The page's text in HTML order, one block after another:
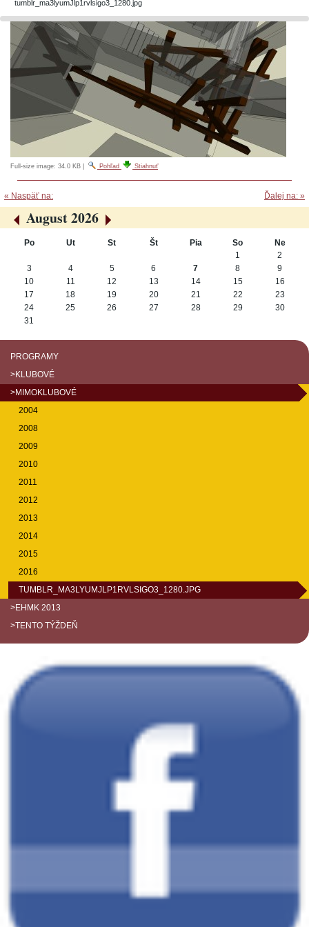
tumblr_ma3lyumJlp1rvlsigo3_1280.jpg
Full-size image: 34.0 KB Pohľad Stiahnuť
« Naspäť na: Ďalej na: »
«
August 2026
»
Po Ut St Št Pia So
Ne
1
2
3
4 5 6 7 8
9
10
11 12 13 14 15
16
17
18 19 20 21 22
23
24
25 26 27 28 29
30
31
PROGRAMY
>KLUBOVÉ
>MIMOKLUBOVÉ
2004
2008
2009
2010
2011
2012
2013
2014
2015
2016
TUMBLR_MA3LYUMJLP1RVLSIGO3_1280.JPG
>EHMK 2013
>TENTO TÝŽDEŇ